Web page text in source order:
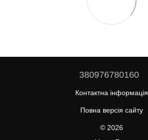
380976780160
Контактна інформація
Повна версія сайту
© 2026